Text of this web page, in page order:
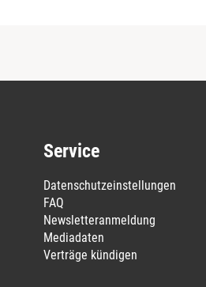
Service
Datenschutzeinstellungen
FAQ
Newsletteranmeldung
Mediadaten
Verträge kündigen